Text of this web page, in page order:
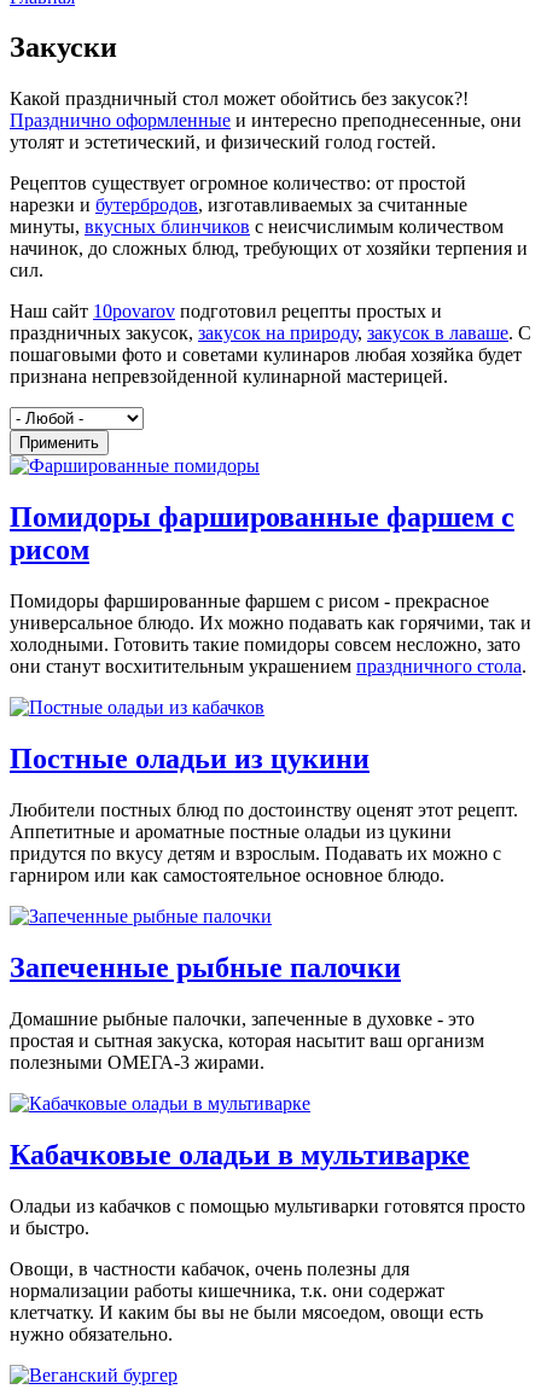
Закуски
Какой праздничный стол может обойтись без закусок?!
Празднично оформленные и интересно преподнесенные, они
утолят и эстетический, и физический голод гостей.
Рецептов существует огромное количество: от простой
нарезки и бутербродов, изготавливаемых за считанные
минуты, вкусных блинчиков с неисчислимым количеством
начинок, до сложных блюд, требующих от хозяйки терпения и
сил.
Наш сайт 10povarov подготовил рецепты простых и
праздничных закусок, закусок на природу, закусок в лаваше. C
пошаговыми фото и советами кулинаров любая хозяйка будет
признана непревзойденной кулинарной мастерицей.
Применить
Помидоры фаршированные фаршем с
рисом
Помидоры фаршированные фаршем с рисом - прекрасное
универсальное блюдо. Их можно подавать как горячими, так и
холодными. Готовить такие помидоры совсем несложно, зато
они станут восхитительным украшением праздничного стола.
Постные оладьи из цукини
Любители постных блюд по достоинству оценят этот рецепт.
Аппетитные и ароматные постные оладьи из цукини
придутся по вкусу детям и взрослым. Подавать их можно с
гарниром или как самостоятельное основное блюдо.
Запеченные рыбные палочки
Домашние рыбные палочки, запеченные в духовке - это
простая и сытная закуска, которая насытит ваш организм
полезными ОМЕГА-3 жирами.
Кабачковые оладьи в мультиварке
Оладьи из кабачков с помощью мультиварки готовятся просто
и быстро.
Овощи, в частности кабачок, очень полезны для
нормализации работы кишечника, т.к. они содержат
клетчатку. И каким бы вы не были мясоедом, овощи есть
нужно обязательно.